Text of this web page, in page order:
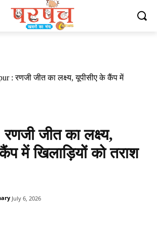
: रणजी जीत का लक्ष्य, यूपीसीए के कैंप में
जीत का लक्ष्य,
में खिलाड़ियों को तराश
July 6, 2026